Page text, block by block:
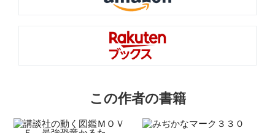
この作者の書籍